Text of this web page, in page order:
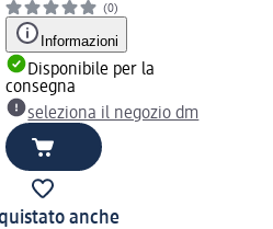
(0)
Informazioni
Disponibile per la
consegna
seleziona il negozio dm
anche